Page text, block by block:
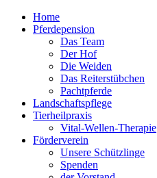
Home
Pferdepension
Das Team
Der Hof
Die Weiden
Das Reiterstübchen
Pachtpferde
Landschaftspflege
Tierheilpraxis
Vital-Wellen-Therapie
Förderverein
Unsere Schützlinge
Spenden